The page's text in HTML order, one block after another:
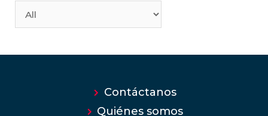
Contáctanos
Quiénes somos